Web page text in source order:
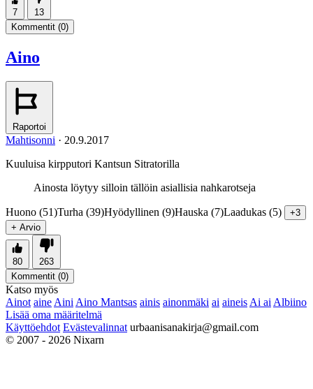
7
13
Kommentit (0)
Aino
Raportoi
Mahtisonni · 20.9.2017
Kuuluisa kirpputori Kantsun Sitratorilla
Ainosta löytyy silloin tällöin asiallisia nahkarotseja
Huono (51)Turha (39)Hyödyllinen (9)Hauska (7)Laadukas (5)
+3
+ Arvio
80
263
Kommentit (0)
Katso myös
Ainot aine Aini Aino Mantsas ainis ainonmäki ai aineis Ai ai Albiino
Lisää oma määritelmä
Käyttöehdot Evästevalinnat urbaanisanakirja@gmail.com
© 2007 - 2026 Nixarn